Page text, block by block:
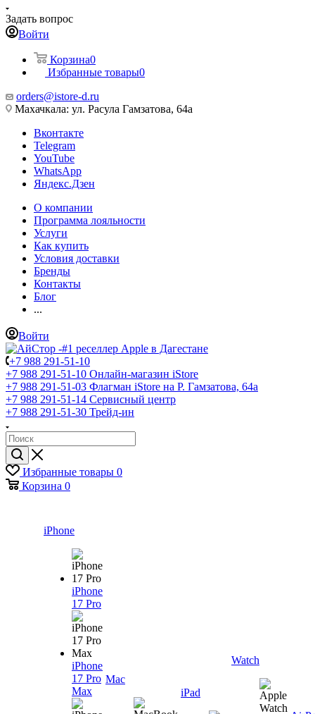
Задать вопрос
Войти
Корзина0
Избранные товары0
orders@istore-d.ru
Махачкала: ул. Расула Гамзатова, 64а
Вконтакте
Telegram
YouTube
WhatsApp
Яндекс.Дзен
О компании
Программа лояльности
Услуги
Как купить
Условия доставки
Бренды
Контакты
Блог
...
Войти
+7 988 291-51-10
+7 988 291-51-10 Онлайн-магазин iStore
+7 988 291-51-03 Флагман iStore на Р. Гамзатова, 64а
+7 988 291-51-14 Сервисный центр
+7 988 291-51-30 Трейд-ин
Избранные товары 0
Корзина 0
iPhone
iPhone
17 Pro
iPhone
17 Pro
Max
Mac
iPad
Watch